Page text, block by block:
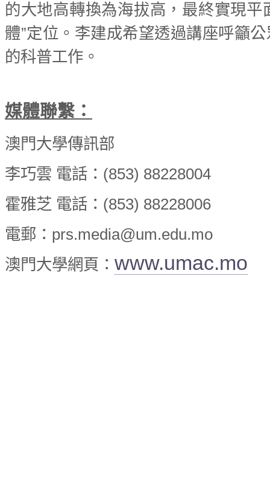
的大地高轉換為海拔高，最終實現平
體”定位。李建成希望透過講座呼籲
的科普工作。
媒體聯繫：
澳門大學傳訊部
李巧雲 電話：(853) 88228004
霍雅芝 電話：(853) 88228006
電郵：prs.media@um.edu.mo
澳門大學網頁： www.umac.mo